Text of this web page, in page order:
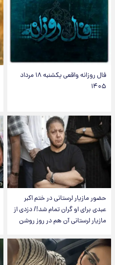
فال روزانه واقعی یکشنبه ۱۸ مرداد
۱۴۰۵
حضور مازیار لرستانی در ختم اکبر
عبدی برای او گران تمام شد!/ دزدی از
مازیار لرستانی آن هم در روز روشن